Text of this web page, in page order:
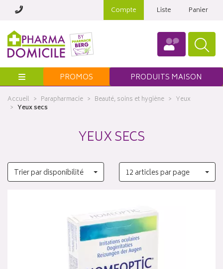
Compte Liste Panier
Menu PROMOS PRODUITS MAISON
Accueil Parapharmacie Beauté, soins et hygiène
Yeux
Yeux secs
YEUX SECS
Trier par disponibilité 12 articles par page